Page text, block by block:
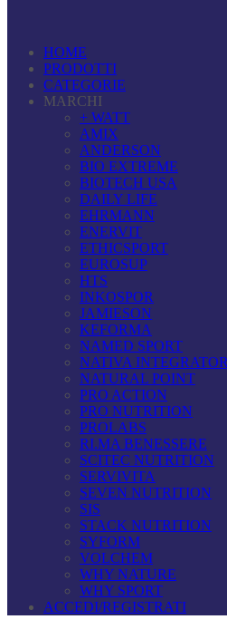
HOME
PRODOTTI
CATEGORIE
MARCHI
+ WATT
AMIX
ANDERSON
BIO EXTREME
BIOTECH USA
DAILY LIFE
EHRMANN
ENERVIT
ETHICSPORT
EUROSUP
HTS
INKOSPOR
JAMIESON
KEFORMA
NAMED SPORT
NATIVA
NATURAL POINT
PRO ACTION
PRO NUTRITION
PROLABS
RI.MA BENESSERE
SCITEC NUTRITION
SERVIVITA
SEVEN NUTRITION
SIS
STACK NUTRITION
SYFORM
VOLCHEM
WHY NATURE
WHY SPORT
ACCEDI/REGISTRATI